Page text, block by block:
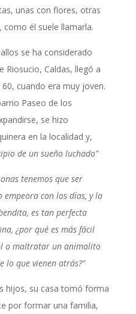
unas con flores, otras
como él suele llamarla.
se ha considerado
Riosucio, Caldas, llegó a
cuando era muy joven.
Paseo de los
se hizo
en la localidad y,
de un sueño luchado”
tenemos que ser
empeora con los días, y la
es tan perfecta
¿por qué es más fácil
o maltratar un animalito
lo que vienen atrás?”
hijos, su casa tomó forma
por formar una familia,